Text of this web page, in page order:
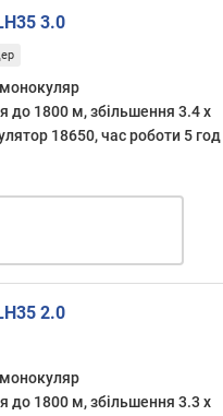
3.0
до 1800 м, збільшення 3.4 x
18650, час роботи 5 год
2.0
до 1800 м, збільшення 3.3 x